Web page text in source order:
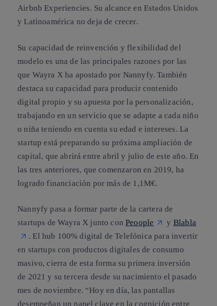
Airbnb Experiencies. Su alcance en Estados Unidos
y Latinoamérica no deja de crecer.
Su capacidad de reinvención y flexibilidad del
modelo es una de las principales razones por las
que Wayra X ha apostado por Nannyfy. También
destaca su capacidad para producir contenido
digital propio y su apuesta por la personalización,
trabajando en un servicio que se adapte a cada niño
o niña teniendo en cuenta su edad e intereses. La
startup está preparando su próxima ampliación de
capital, que abrirá entre abril y julio de este año. En
las tres anteriores, que comenzaron en 2019, ha
logrado financiación por más de 1,1M€.
Nannyfy pasa a formar parte de la cartera de
startups de Wayra X junto conPeoople y Blabla
. El hub 100% digital de Telefónica para invertir
en startups con productos digitales de consumo
masivo, cierra de esta forma su primera inversión
de 2021 y su tercera desde su nacimiento el pasado
mes de noviembre. “Hoy en día, las pantallas
desempeñan un papel clave en la cognición entre